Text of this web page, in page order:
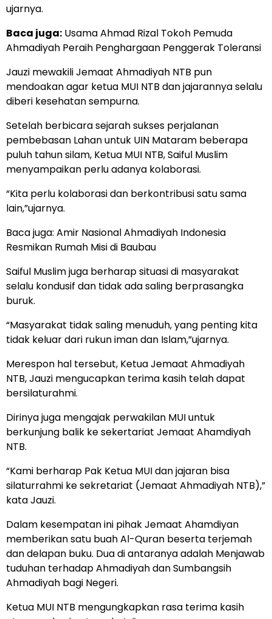
ujarnya.
Baca juga: Usama Ahmad Rizal Tokoh Pemuda
Ahmadiyah Peraih Penghargaan Penggerak Toleransi
Jauzi mewakili Jemaat Ahmadiyah NTB pun
mendoakan agar ketua MUI NTB dan jajarannya selalu
diberi kesehatan sempurna.
Setelah berbicara sejarah sukses perjalanan
pembebasan Lahan untuk UIN Mataram beberapa
puluh tahun silam, Ketua MUI NTB, Saiful Muslim
menyampaikan perlu adanya kolaborasi.
“Kita perlu kolaborasi dan berkontribusi satu sama
lain,”ujarnya.
Baca juga: Amir Nasional Ahmadiyah Indonesia
Resmikan Rumah Misi di Baubau
Saiful Muslim juga berharap situasi di masyarakat
selalu kondusif dan tidak ada saling berprasangka
buruk.
“Masyarakat tidak saling menuduh, yang penting kita
tidak keluar dari rukun iman dan Islam,”ujarnya.
Merespon hal tersebut, Ketua Jemaat Ahmadiyah
NTB, Jauzi mengucapkan terima kasih telah dapat
bersilaturahmi.
Dirinya juga mengajak perwakilan MUI untuk
berkunjung balik ke sekertariat Jemaat Ahamdiyah
NTB.
“Kami berharap Pak Ketua MUI dan jajaran bisa
silaturrahmi ke sekretariat (Jemaat Ahmadiyah NTB),”
kata Jauzi.
Dalam kesempatan ini pihak Jemaat Ahamdiyan
memberikan satu buah Al-Quran beserta terjemah
dan delapan buku. Dua di antaranya adalah Menjawab
tuduhan terhadap Ahmadiyah dan Sumbangsih
Ahmadiyah bagi Negeri.
Ketua MUI NTB mengungkapkan rasa terima kasih